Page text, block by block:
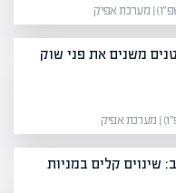
משנים את פני שוק
שינוים קלים במניות